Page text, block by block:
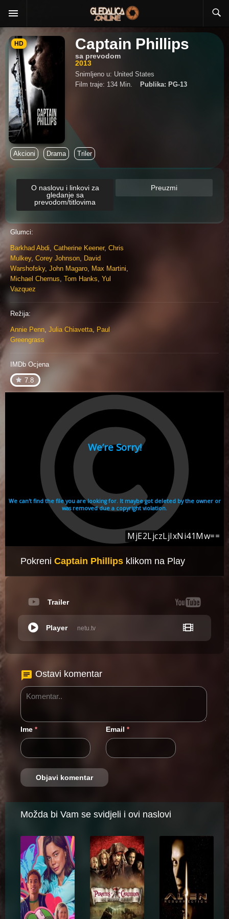
HD Captain Phillips
sa prevodom
2013
Snimljeno u: United States
Film traje: 134 Min.
Publika: PG-13
Akcioni Drama Triler
O naslovu i linkovi za
gledanje sa
prevodom/titlovima
Preuzmi
Glumci:
Barkhad Abdi, Catherine Keener, Chris
Mulkey, Corey Johnson, David
Warshofsky, John Magaro, Max Martini,
Michael Chernus, Tom Hanks, Yul
Vazquez
Režija:
Annie Penn, Julia Chiavetta, Paul
Greengrass
IMDb Ocjena
7.8
Pokreni Captain Phillips klikom na Play
Trailer
netu.tv
Player
Ostavi komentar
Ime * Email *
Možda bi Vam se svidjeli i ovi naslovi